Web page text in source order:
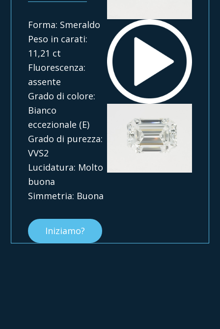
Forma: Smeraldo
Peso in carati:
11,21 ct
Fluorescenza:
assente
Grado di colore:
Bianco
eccezionale (E)
Grado di purezza:
VVS2
Lucidatura: Molto
buona
Simmetria: Buona
Iniziamo?